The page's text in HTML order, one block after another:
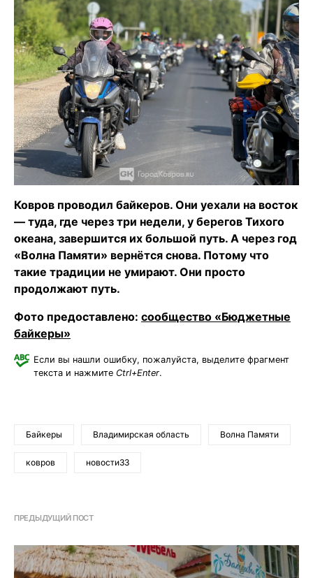
Ковров проводил байкеров. Они уехали на восток
— туда, где через три недели, у берегов Тихого
океана, завершится их большой путь. А через год
«Волна Памяти» вернётся снова. Потому что
такие традиции не умирают. Они просто
продолжают путь.
Фото предоставлено: сообщество «Бюджетные
байкеры»
Если вы нашли ошибку, пожалуйста, выделите фрагмент
текста и нажмите Ctrl+Enter.
Байкеры Владимирская область Волна Памяти
ковров новости33
ПРЕДЫДУЩИЙ ПОСТ